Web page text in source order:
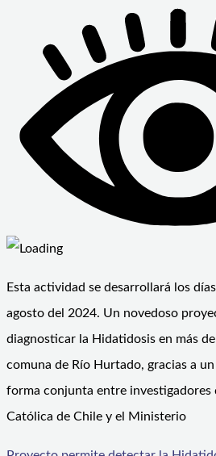
Esta actividad se desarrollará los
agosto del 2024. Un novedoso
diagnosticar la Hidatidosis en más
comuna de Río Hurtado, gracias a
forma conjunta entre investigadores
Católica de Chile y el Ministerio